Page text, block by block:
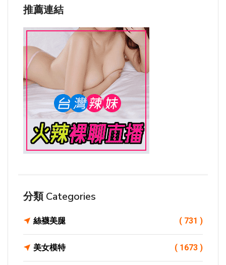
推薦連結
分類 Categories
絲襪美腿 ( 731 )
美女模特 ( 1673 )